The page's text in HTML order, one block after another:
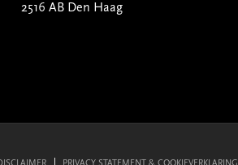
2516 AB Den Haag